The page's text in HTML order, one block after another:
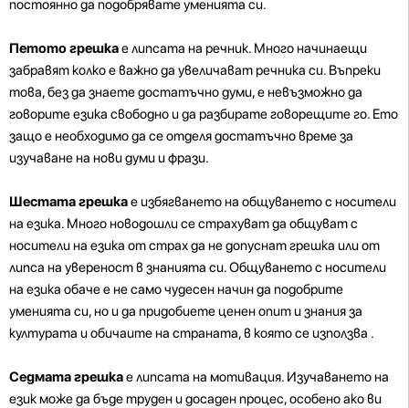
постоянно да подобрявате уменията си.
Петото грешкае липсата на речник. Много начинаещи
забравят колко е важно да увеличават речника си. Въпреки
това, без да знаете достатъчно думи, е невъзможно да
говорите езика свободно и да разбирате говорещите го. Ето
защо е необходимо да се отделя достатъчно време за
изучаване на нови думи и фрази.
Шестата грешкае избягването на общуването с носители
на езика. Много новодошли се страхуват да общуват с
носители на езика от страх да не допуснат грешка или от
липса на увереност в знанията си. Общуването с носители
на езика обаче е не само чудесен начин да подобрите
уменията си, но и да придобиете ценен опит и знания за
културата и обичаите на страната, в която се използва .
Седмата грешкае липсата на мотивация. Изучаването на
език може да бъде труден и досаден процес, особено ако ви